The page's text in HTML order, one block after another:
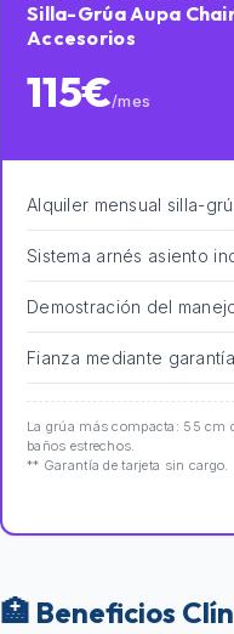
Silla-Grúa Aupa
Accesorios
115€/mes
Alquiler mensual silla-
Sistema arnés asiento
Demostración del
Fianza mediante
La grúa más compacta: 55 cm
baños estrechos.
** Garantía de tarjeta sin cargo.
🏥 Beneficios